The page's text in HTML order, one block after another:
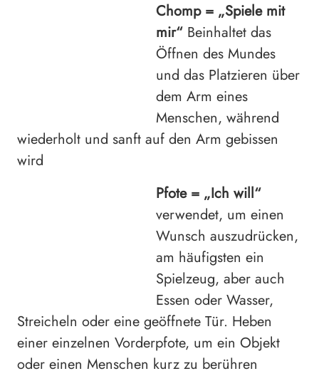
Chomp = „Spiele mit
mir“ Beinhaltet das
Öffnen des Mundes
und das Platzieren über
dem Arm eines
Menschen, während
wiederholt und sanft auf den Arm gebissen
wird
Pfote = „Ich will“
verwendet, um einen
Wunsch auszudrücken,
am häufigsten ein
Spielzeug, aber auch
Essen oder Wasser,
Streicheln oder eine geöffnete Tür. Heben
einer einzelnen Vorderpfote, um ein Objekt
oder einen Menschen kurz zu berühren